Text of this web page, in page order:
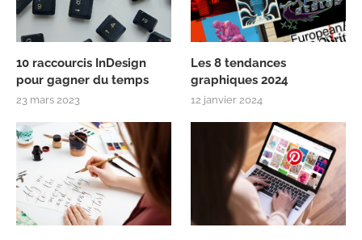
10 raccourcis InDesign
pour gagner du temps
23 mars 2023
Les 8 tendances
graphiques 2024
12 janvier 2024